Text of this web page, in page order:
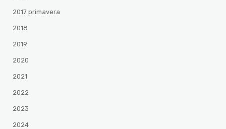
2017 primavera
2018
2019
2020
2021
2022
2023
2024